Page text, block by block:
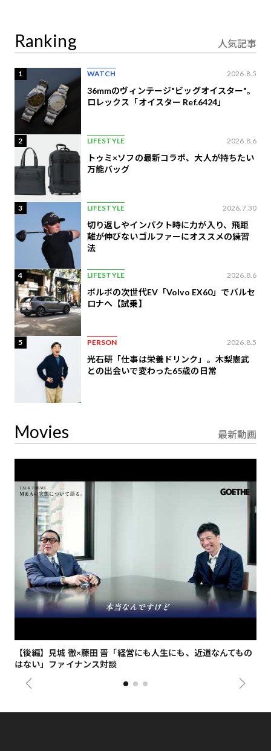
Ranking 人気記事
1 WATCH 2026.8.5
36mmのヴィンテージ"ビッグオイスター"。
ロレックス「オイスター Ref.6424」
2 LIFESTYLE 2026.8.6
トゥミ×ソフの最新コラボ、大人が持ちたい
万能バッグ
3 LIFESTYLE 2026.7.30
切り返しやインパクト時に力が入り、飛距
離が伸びないゴルファーにオススメの練習
法
4 LIFESTYLE 2026.8.6
ボルボの次世代EV「Volvo EX60」でバルセ
ロナへ【試乗】
5 PERSON 2026.8.5
光石研「仕事は栄養ドリンク」。木梨憲武
との出会いで変わった65歳の日常
Movies 最新動画
【後編】見城 徹×藤田 晋「経営にも人生にも、近道なんてもの
はない」ファイナンス対談